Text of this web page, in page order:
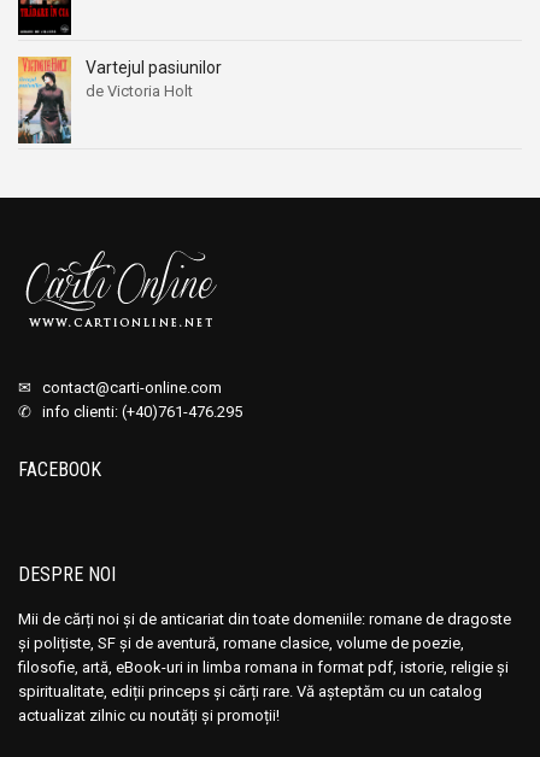
Vartejul pasiunilor
de Victoria Holt
✉ contact@carti-online.com
✆ info clienti: (+40)761-476.295
FACEBOOK
DESPRE NOI
Mii de cărți noi și de anticariat din toate domeniile: romane de dragoste
și polițiste, SF și de aventură, romane clasice, volume de poezie,
filosofie, artă, eBook-uri in limba romana in format pdf, istorie, religie și
spiritualitate, ediții princeps și cărți rare. Vă așteptăm cu un catalog
actualizat zilnic cu noutăți și promoții!